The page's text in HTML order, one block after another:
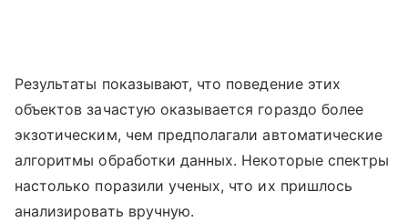
Результаты показывают, что поведение этих
объектов зачастую оказывается гораздо более
экзотическим, чем предполагали автоматические
алгоритмы обработки данных. Некоторые спектры
настолько поразили ученых, что их пришлось
анализировать вручную.